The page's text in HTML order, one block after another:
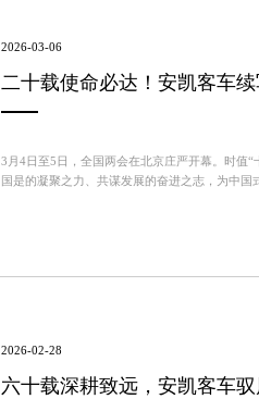
2026-03-06
二十载使命必达！安凯客车
3月4日至5日，全国两会在北京庄严开幕。时值
国是的凝聚之力、共谋发展的奋进之志，为中国
2026-02-28
六十载深耕致远，安凯客车驭